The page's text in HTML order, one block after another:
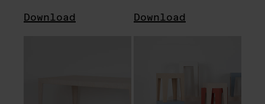
Download Download